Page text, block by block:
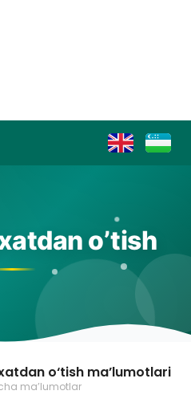
o’tish
o‘tish ma’lumotlari
ma’lumotlar